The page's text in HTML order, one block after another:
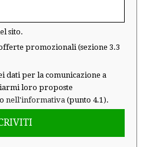
sito.
promozionali (sezione 3.3
dati per la comunicazione a
loro proposte
nell'informativa (punto 4.1).